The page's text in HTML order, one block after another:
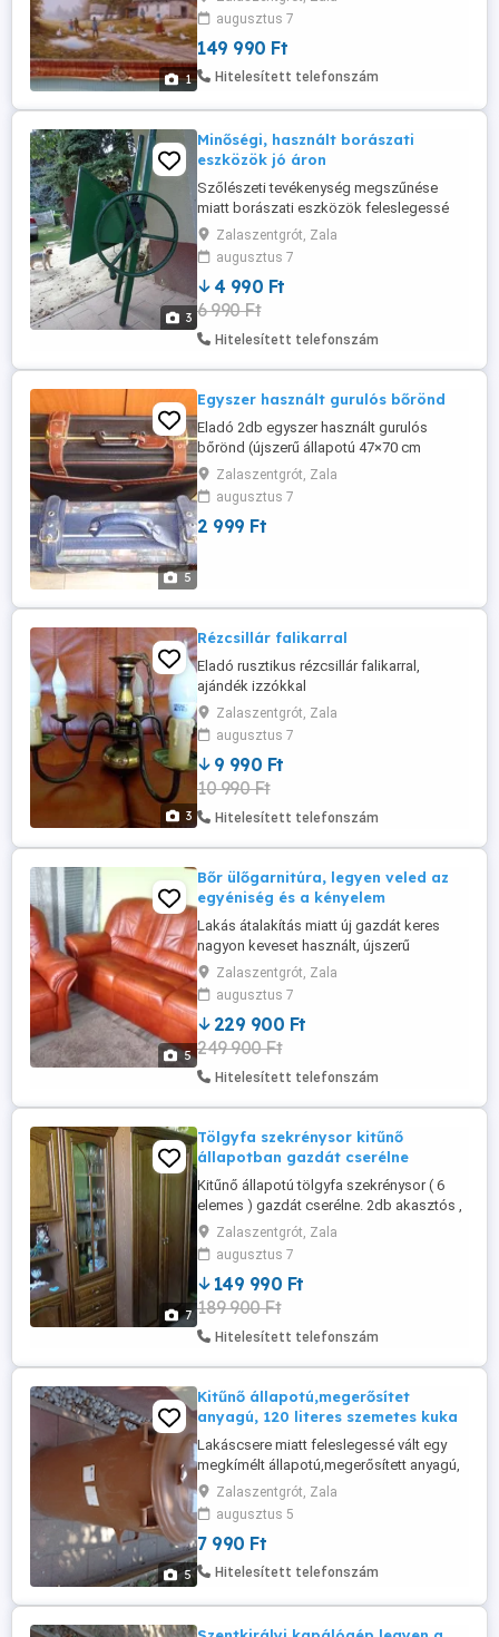
1
augusztus 7
149 990 Ft
Hitelesített telefonszám
3
Minőségi, használt borászati
eszközök jó áron
Szőlészeti tevékenység megszűnése
miatt borászati eszközök feleslegessé
váltak.(szőlőprés, daráló, szüretelő
kádak, hordók, könnyű alumínium
puttony) Öntöttvas szőlődaráló felújított
faszerkezettel
Zalaszentgrót, Zala
augusztus 7
4 990 Ft
6 990 Ft
Hitelesített telefonszám
5
Egyszer használt gurulós bőrönd
Eladó 2db egyszer használt gurulós
bőrönd (újszerű állapotú 47×70 cm
méretű)
Zalaszentgrót, Zala
augusztus 7
2 999 Ft
3
Rézcsillár falikarral
Eladó rusztikus rézcsillár falikarral,
ajándék izzókkal
Zalaszentgrót, Zala
augusztus 7
9 990 Ft
10 990 Ft
Hitelesített telefonszám
5
Bőr ülőgarnitúra, legyen veled az
egyéniség és a kényelem
Lakás átalakítás miatt új gazdát keres
nagyon keveset használt, újszerű
állapotban gyönyörű, kényelmes, bőr
ülőgarnitúra. 1db fotellel és 1db
háromszemélyes, ágyneműtartós
kanapéval.
Zalaszentgrót, Zala
augusztus 7
229 900 Ft
249 900 Ft
Hitelesített telefonszám
7
Tölgyfa szekrénysor kitűnő
állapotban gazdát cserélne
Kitűnő állapotú tölgyfa szekrénysor ( 6
elemes ) gazdát cserélne. 2db akasztós ,
2 db polcos, 2db üveges résszel. 4,7m
beépítési hossz.
Zalaszentgrót, Zala
augusztus 7
149 990 Ft
189 900 Ft
Hitelesített telefonszám
5
Kitűnő állapotú,megerősítet
anyagú, 120 literes szemetes kuka
Lakáscsere miatt feleslegessé vált egy
megkímélt állapotú,megerősített anyagú,
120 literes szemetes kuka.
Zalaszentgrót, Zala
augusztus 5
7 990 Ft
Hitelesített telefonszám